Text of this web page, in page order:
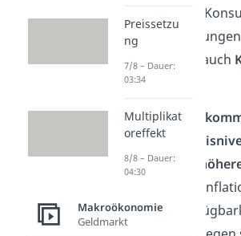
Fähigkeit eines
und
Das nennst du auch
Konsumgüter
Einhöheres
niedrigeres
Regel zu einer
.
begrenzte
Preissetzu
ng
7/8 – Dauer:
03:34
Multiplikat
oreffekt
8/8 – Dauer:
04:30
Makroökonomie
Geldmarkt